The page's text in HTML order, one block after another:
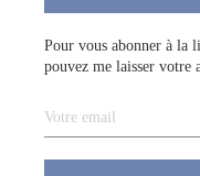
Pour vous abonner à la
pouvez me laisser votre
Votre email